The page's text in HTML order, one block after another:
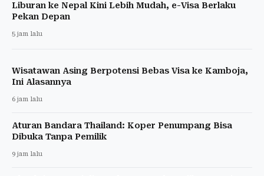
Liburan ke Nepal Kini Lebih Mudah, e-Visa Berlaku
Pekan Depan
5 jam lalu
Wisatawan Asing Berpotensi Bebas Visa ke Kamboja,
Ini Alasannya
6 jam lalu
Aturan Bandara Thailand: Koper Penumpang Bisa
Dibuka Tanpa Pemilik
9 jam lalu